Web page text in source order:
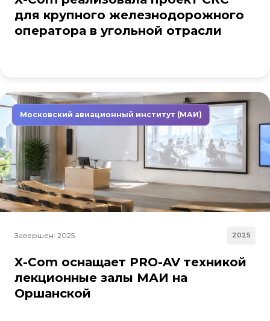
для крупного железнодорожного
оператора в угольной отрасли
Московский авиационный институт (МАИ)
Завершен: 2025 2025
X-Com оснащает PRO-AV техникой
лекционные залы МАИ на
Оршанской